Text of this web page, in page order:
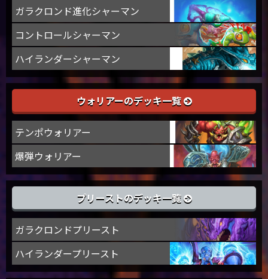
ガラクロンド進化シャーマン
コントロールシャーマン
ハイランダーシャーマン
ウォリアーのデッキ一覧
テンポウォリアー
爆弾ウォリアー
プリーストのデッキ一覧
ガラクロンドプリースト
ハイランダープリースト